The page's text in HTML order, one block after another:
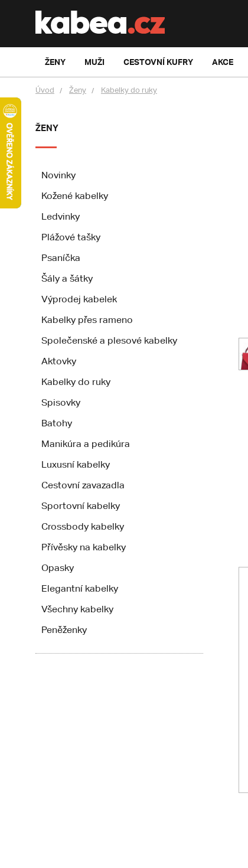
ŽENY MUŽI CESTOVNÍ KUFRY AKCE
Úvod Ženy Kabelky do ruky
ŽENY
Novinky
Kožené kabelky
Ledvinky
Plážové tašky
Psaníčka
Šály a šátky
Výprodej kabelek
Kabelky přes rameno
Společenské a plesové kabelky
Aktovky
Kabelky do ruky
Spisovky
Batohy
Manikúra a pedikúra
Luxusní kabelky
Cestovní zavazadla
Sportovní kabelky
Crossbody kabelky
Přívěsky na kabelky
Opasky
Elegantní kabelky
Všechny kabelky
Peněženky